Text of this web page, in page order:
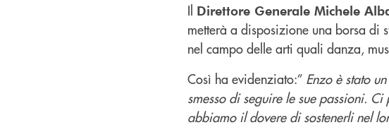
Il Direttore Generale Michele
metterà a disposizione una borsa di
nel campo delle arti quali danza,
Così ha evidenziato:” Enzo è stato
smesso di seguire le sue passioni.
abbiamo il dovere di sostenerli nel